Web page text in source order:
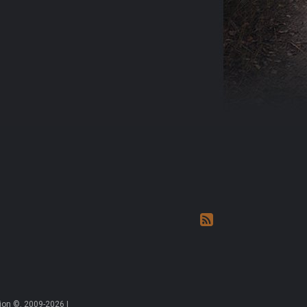
©, 2009-2026 |